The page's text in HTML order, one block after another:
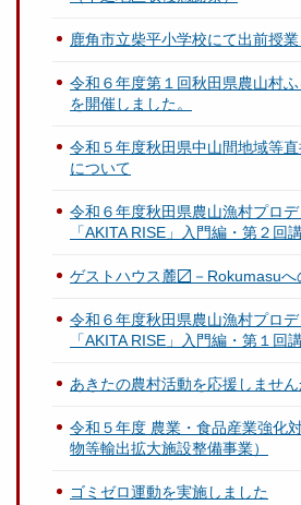
鹿角市立柴平小学校にて出前授
令和６年度第１回秋田県農山村
を開催しました。
令和５年度秋田県中山間地域等
について
令和６年度秋田県農山漁村プロ
「AKITA RISE」入門編・第２回
ゲストハウス麓〼－Rokumasuへ
令和６年度秋田県農山漁村プロ
「AKITA RISE」入門編・第１回
あきたの農村活動を応援しません
令和５年度 農業・食品産業強化
物等輸出拡大施設整備事業）
ゴミゼロ運動を実施しました